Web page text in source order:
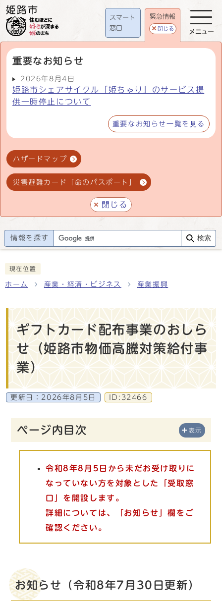
スマート
窓口
緊急情報
閉じる
重要なお知らせ
2026年8月4日
姫路市シェアサイクル「姫ちゃり」のサービス提
供一時停止について
重要なお知らせ一覧を見る
ハザードマップ
災害避難カード「命のパスポート」
閉じる
メニュー
情報を探す 検索
現在位置
ホーム 産業・経済・ビジネス 産業振興
ギフトカード配布事業のおしら
せ（姫路市物価高騰対策給付事
業）
更新日： 2026年8月5日 ID:32466
ページ内目次 表示
令和8年8月5日から未だお受け取りに
なっていない方を対象とした「受取窓
口」を開設します。
詳細については、「お知らせ」欄をご
確認ください。
お知らせ（令和8年7月30日更新）